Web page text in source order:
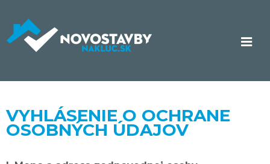
VYHLÁSENIE O OCHRANE
OSOBNÝCH ÚDAJOV